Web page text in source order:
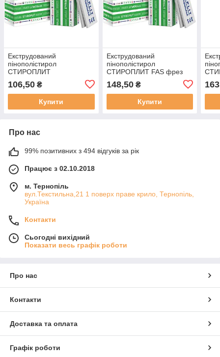
Екструдований
пінополістирол
СТИРОПЛИТ
фрезерований,[0.0205 м3]
106,50 ₴
Купити
Екструдований
пінополістирол
СТИРОПЛИТ FAS фрез
1180х580х40(10) [0.0343
м3]
148,50₴
Купити
м3]
Про нас
99% позитивних з 494 відгуків за рік
Працює з 02.10.2018
м. Тернопіль
вул.Текстильна,21 1 поверх праве крило, Тернопіль,
Україна
Контакти
Сьогодні вихідний
Показати весь графік роботи
Про нас
Контакти
Доставка та оплата
Графік роботи